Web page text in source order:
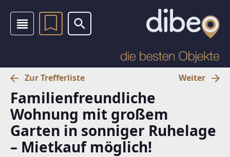
Zur Trefferliste Weiter
Familienfreundliche
Wohnung mit großem
Garten in sonniger Ruhelage
– Mietkauf möglich!